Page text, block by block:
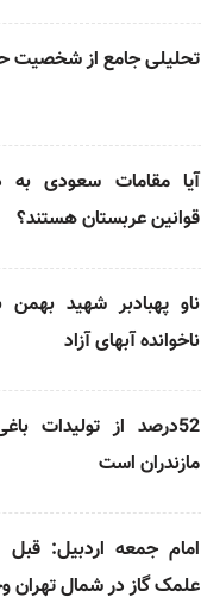
تحلیلی جامع از
آیا مقامات سعودی به
قوانین عربستان هستند؟
ناو پهبادبر شهید بهمن
ناخوانده آبهای آزاد
52درصد از تولیدات
مازندران است
علمک گاز در شمال تهران